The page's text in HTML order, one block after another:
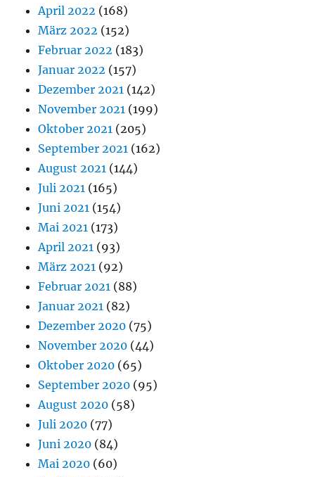
April 2022 (168)
März 2022 (152)
Februar 2022 (183)
Januar 2022 (157)
Dezember 2021 (142)
November 2021 (199)
Oktober 2021 (205)
September 2021 (162)
August 2021 (144)
Juli 2021 (165)
Juni 2021 (154)
Mai 2021 (173)
April 2021 (93)
März 2021 (92)
Februar 2021 (88)
Januar 2021 (82)
Dezember 2020 (75)
November 2020 (44)
Oktober 2020 (65)
September 2020 (95)
August 2020 (58)
Juli 2020 (77)
Juni 2020 (84)
Mai 2020 (60)